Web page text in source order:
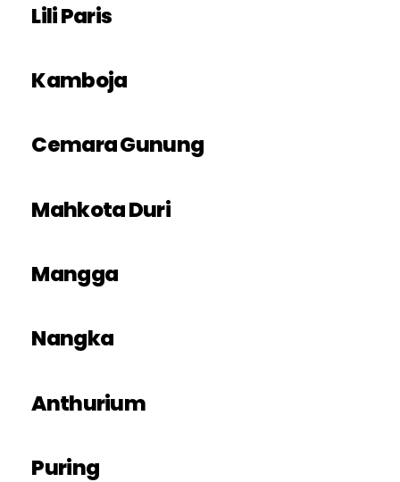
Lili Paris
Kamboja
Cemara Gunung
Mahkota Duri
Mangga
Nangka
Anthurium
Puring